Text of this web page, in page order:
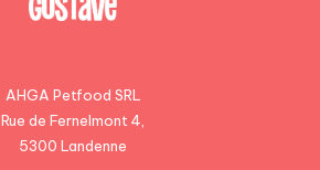
AHGA Petfood SRL
Rue de Fernelmont 4,
5300 Landenne